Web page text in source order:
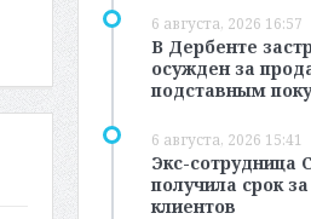
6 августа, 2026 16:57
В Дербенте
осужден за
подставным
6 августа, 2026 15:41
Экс-сотрудница
получила срок
клиентов